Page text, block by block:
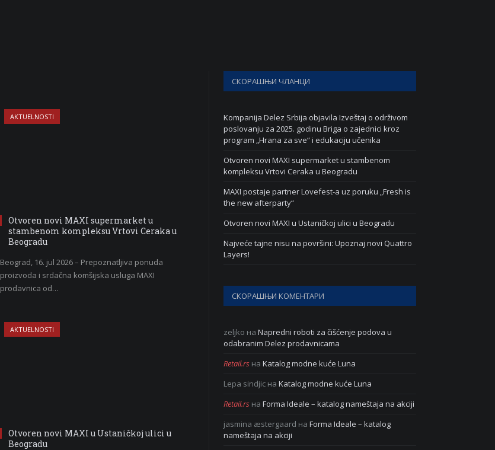
AKTUELNOSTI
Otvoren novi MAXI supermarket u
stambenom kompleksu Vrtovi Ceraka u
Beogradu
Beograd, 16. jul 2026 – Prepoznatljiva ponuda
proizvoda i srdačna komšijska usluga MAXI
prodavnica od…
AKTUELNOSTI
Otvoren novi MAXI u Ustaničkoj ulici u
Beogradu
СКОРАШЊИ ЧЛАНЦИ
Kompanija Delez Srbija objavila Izveštaj o održivom
poslovanju za 2025. godinu Briga o zajednici kroz
program „Hrana za sve“ i edukaciju učenika
Otvoren novi MAXI supermarket u stambenom
kompleksu Vrtovi Ceraka u Beogradu
MAXI postaje partner Lovefest-a uz poruku „Fresh is
the new afterparty“
Otvoren novi MAXI u Ustaničkoj ulici u Beogradu
Najveće tajne nisu na površini: Upoznaj novi Quattro
Layers!
СКОРАШЊИ КОМЕНТАРИ
zeljko на Napredni roboti za čišćenje podova u
odabranim Delez prodavnicama
Retail.rs на Katalog modne kuće Luna
Lepa sindjic на Katalog modne kuće Luna
Retail.rs на Forma Ideale – katalog nameštaja na akciji
jasmina æstergaard на Forma Ideale – katalog
nameštaja na akciji